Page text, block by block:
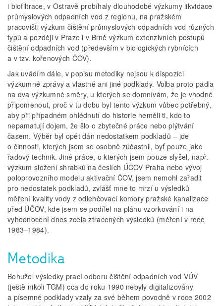
i biofiltrace, v Ostravě probíhaly dlouhodobé výzkumy likvidace
průmyslových odpadních vod z regionu, na pražském
pracovišti výzkum čištění průmyslových odpadních vod různých
typů a později v Praze i v Brně výzkum extenzivních postupů
čištění odpadních vod (především v biologických rybnících
a v tzv. kořenových ČOV).
Jak uvádím dále, v popisu metodiky nejsou k dispozici
výzkumné zprávy a vlastně ani jiné podklady. Volba proto padla
na dva výzkumné směry, u kterých se domnívám, že je vhodné
připomenout, proč v tu dobu byl tento výzkum vůbec potřebný,
aby při případném ohlédnutí do historie neměli ti, kdo to
nepamatují dojem, že šlo o zbytečné práce nebo plýtvání
časem. Výběr byl opět dán nedostatkem podkladů – jde
o činnosti, kterých jsem se osobně zúčastnil, byť pouze jako
řadový technik. Jiné práce, o kterých jsem pouze slyšel, např.
výzkum složení shrabků na česlích ÚČOV Praha nebo vývoj
poloprovozního modelu aktivační ČOV, jsem nemohl zařadit
pro nedostatek podkladů, zvlášť mne to mrzí u výsledků
měření kvality vody z odlehčovací komory pražské kanalizace
před ÚČOV, kde jsem se podílel na plánu vzorkování i na
vyhodnocení dnes zcela ztracených výsledků (měření v roce
1983–1984).
Metodika
Bohužel výsledky prací odboru čištění odpadních vod VÚV
(ještě nikoli TGM) cca do roku 1990 nebyly digitalizovány
a písemné podklady vzaly za své během povodně v roce 2002